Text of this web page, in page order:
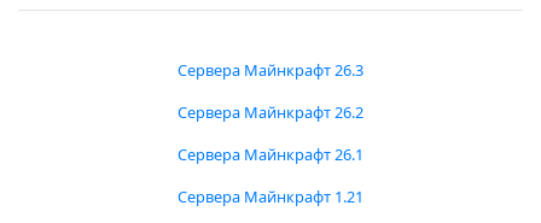
Сервера Майнкрафт 26.3
Сервера Майнкрафт 26.2
Сервера Майнкрафт 26.1
Сервера Майнкрафт 1.21